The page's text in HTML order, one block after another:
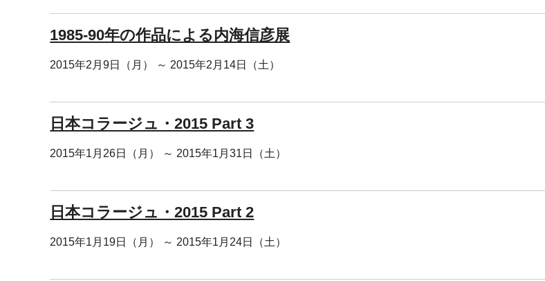
1985-90年の作品による内海信彦展
2015年2月9日（月） ～ 2015年2月14日（土）
日本コラージュ・2015 Part 3
2015年1月26日（月） ～ 2015年1月31日（土）
日本コラージュ・2015 Part 2
2015年1月19日（月） ～ 2015年1月24日（土）